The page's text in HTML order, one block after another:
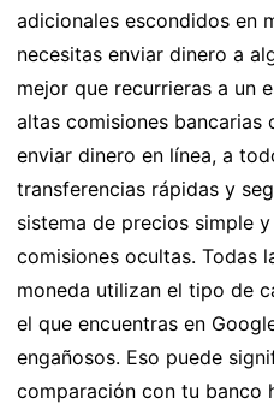
adicionales escondidos en
necesitas enviar dinero a
mejor que recurrieras a un
altas comisiones bancarias
enviar dinero en línea, a
transferencias rápidas y
sistema de precios simple
comisiones ocultas. Todas
moneda utilizan el tipo de
el que encuentras en
engañosos. Eso puede
comparación con tu banco